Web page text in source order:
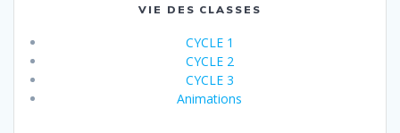
VIE DES CLASSES
CYCLE 1
CYCLE 2
CYCLE 3
Animations